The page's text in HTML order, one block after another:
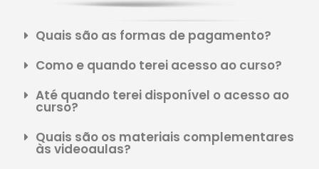
Quais são as formas de pagamento?
Como e quando terei acesso ao curso?
Até quando terei disponível o acesso ao
curso?
Quais são os materiais complementares
às videoaulas?